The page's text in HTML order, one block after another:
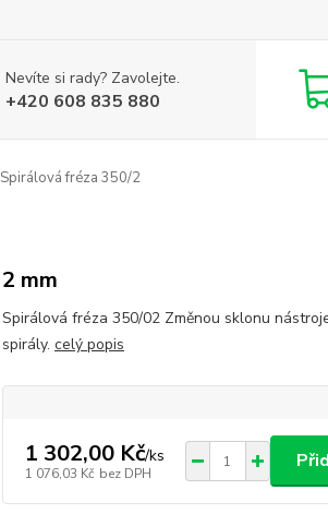
Nevíte si rady? Zavolejte.
+420 608 835 880
Spirálová fréza 350/2
2 mm
Spirálová fréza 350/02 Změnou sklonu
spirály. celý popis
1 302,00 Kč/ks
1 076,03 Kč bez DPH